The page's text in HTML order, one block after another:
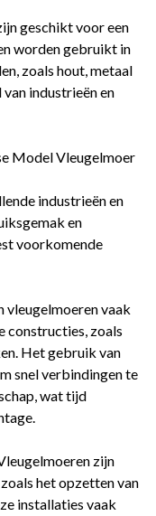
geschikt voor een
worden gebruikt in
zoals hout, metaal
industrieën en
Model Vleugelmoer
industrieën en
en
voorkomende
vleugelmoeren vaak
constructies, zoals
Het gebruik van
snel verbindingen te
wat tijd
zijn
het opzetten van
installaties vaak